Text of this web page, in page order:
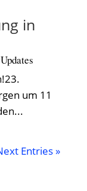
in
Updates
um 11
Entries »